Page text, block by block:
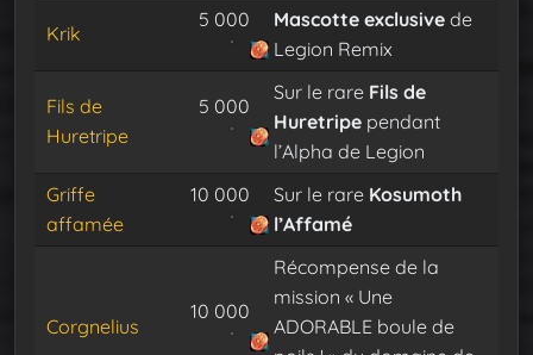
Krik
5 000 Mascotte exclusive de
Legion Remix
Fils de
Huretripe
5 000
Sur le rare Fils de
Huretripe pendant
l’Alpha de Legion
Griffe
affamée
10 000 Sur le rare Kosumoth
l’Affamé
Corgnelius
10 000
Récompense de la
mission « Une
ADORABLE boule de